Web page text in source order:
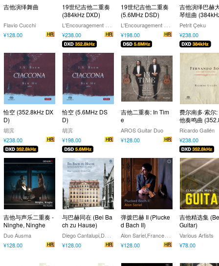
吉他演绎舞曲
Flavio Cucchi
¥128.00
19世纪吉他二重奏
(384kHz DXD)
L
'Encouragement Guitar Duo
¥238.00
19世纪吉他二重奏
(5.6MHz DSD)
L
'Encouragement Guitar Duo
¥198.00
吉他演绎巴赫
琴组曲
D)
Petrit Çeku
¥238.00
恰空 (352.8kHz DX
D)
胡滨
¥238.00
恰空 (5.6MHz DS
D)
胡滨
¥198.00
吉他二重奏: In Tim
e
AROS Guitar Duo
¥128.00
费尔南多·索尔:
他奏鸣曲
z DXD)
Ricardo Gallén
¥238.00
吉他与声乐二重奏 -
Ninghe, Ninghe
Duo Ausma
¥128.00
与巴赫同在 (Bei Ba
ch zu Hause)
D
iego Cantalupi,Davide Pozzi
¥128.00
弹拨巴赫 II (Plucke
d Bach II)
A
lon Sariel,Francesca Benetti
¥128.00
吉他精选集
Guitar)
Various Artists
¥78.00